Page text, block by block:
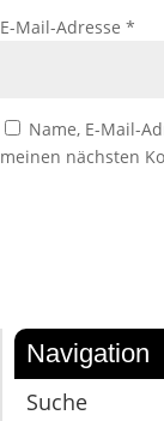
E-Mail-Adresse *
Name, E-Mail-
meinen nächsten
Navigation
Suche